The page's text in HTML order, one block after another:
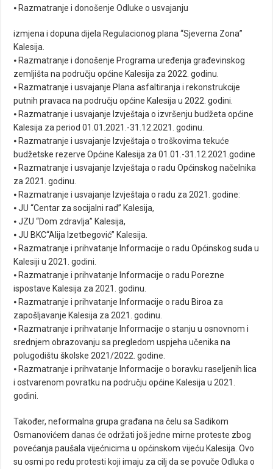
⦁ Razmatranje i donošenje Odluke o usvajanju
izmjena i dopuna dijela Regulacionog plana “Sjeverna Zona”
Kalesija.
⦁ Razmatranje i donošenje Programa uređenja građevinskog
zemljišta na području općine Kalesija za 2022. godinu.
⦁ Razmatranje i usvajanje Plana asfaltiranja i rekonstrukcije
putnih pravaca na području općine Kalesija u 2022. godini.
⦁ Razmatranje i usvajanje Izvještaja o izvršenju budžeta općine
Kalesija za period 01.01.2021.-31.12.2021. godinu.
⦁ Razmatranje i usvajanje Izvještaja o troškovima tekuće
budžetske rezerve Općine Kalesija za 01.01.-31.12.2021.godine
⦁ Razmatranje i usvajanje Izvještaja o radu Općinskog načelnika
za 2021. godinu.
⦁ Razmatranje i usvajanje Izvještaja o radu za 2021. godine:
⦁ JU “Centar za socijalni rad” Kalesija,
⦁ JZU “Dom zdravlja” Kalesija,
⦁ JU BKC“Alija Izetbegović” Kalesija.
⦁ Razmatranje i prihvatanje Informacije o radu Općinskog suda u
Kalesiji u 2021. godini.
⦁ Razmatranje i prihvatanje Informacije o radu Porezne
ispostave Kalesija za 2021. godinu.
⦁ Razmatranje i prihvatanje Informacije o radu Biroa za
zapošljavanje Kalesija za 2021. godinu.
⦁ Razmatranje i prihvatanje Informacije o stanju u osnovnom i
srednjem obrazovanju sa pregledom uspjeha učenika na
polugodištu školske 2021/2022. godine.
⦁ Razmatranje i prihvatanje Informacije o boravku raseljenih lica
i ostvarenom povratku na području općine Kalesija u 2021.
godini.
Također, neformalna grupa građana na čelu sa Sadikom
Osmanovićem danas će održati još jedne mirne proteste zbog
povećanja paušala vijećnicima u općinskom vijeću Kalesija. Ovo
su osmi po redu protesti koji imaju za cilj da se povuče Odluka o